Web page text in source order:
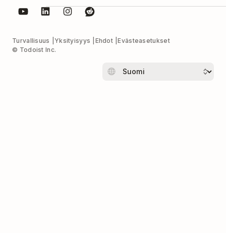
Turvallisuus Yksityisyys Ehdot
Evästeasetukset
© Todoist Inc.